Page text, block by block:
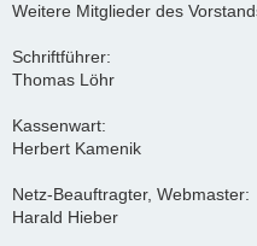
Weitere Mitglieder des
Schriftführer:
Thomas Löhr
Kassenwart:
Herbert Kamenik
Netz-Beauftragter, Webmaster:
Harald Hieber